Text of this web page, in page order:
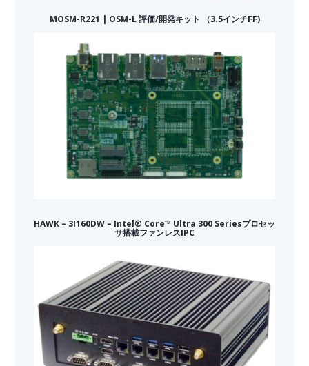
MOSM-R221 | OSM-L 評価/開発キット （3.5インチFF)
HAWK – 3I160DW – Intel® Core™ Ultra 300 Seriesプロセッ
サ搭載ファンレスIPC